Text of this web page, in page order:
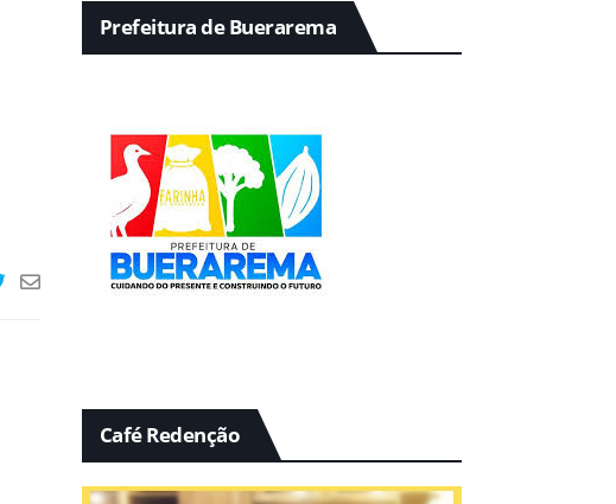
Prefeitura de Buerarema
Café Redenção